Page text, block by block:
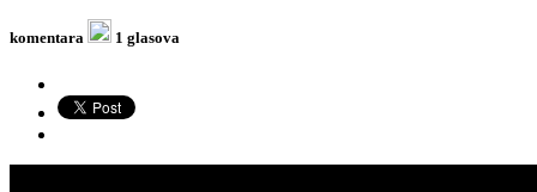
komentara 1 glasova